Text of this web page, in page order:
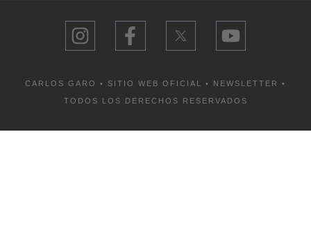
CARLOS GARO • SITIO WEB OFICIAL • NEWSLETTER •
TODOS LOS DERECHOS RESERVADOS